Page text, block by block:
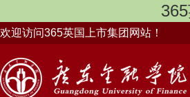
欢迎访问365英国上市集团网站！